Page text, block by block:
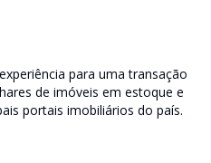
para uma transação
portais imobiliários do país.